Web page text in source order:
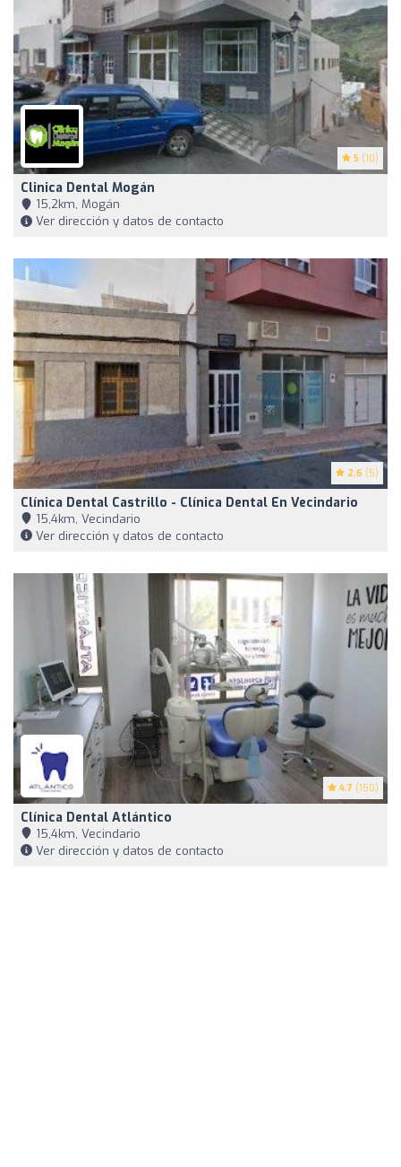
5 (10)
Clinica Dental Mogán
15,2km, Mogán
Ver dirección y datos de contacto
2.6 (5)
Clínica Dental Castrillo - Clínica Dental En Vecindario
15,4km, Vecindario
Ver dirección y datos de contacto
4.7 (150)
Clínica Dental Atlántico
15,4km, Vecindario
Ver dirección y datos de contacto